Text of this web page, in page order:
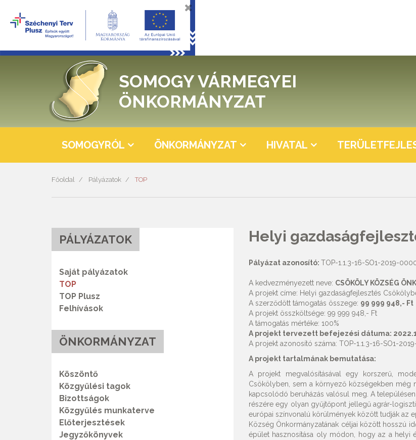
SOMOGY VÁRMEGYEI
ÖNKORMÁNYZAT
SOMOGYRÓL ÖNKORMÁNYZAT HIVATAL
Főoldal Pályázatok TOP
PÁLYÁZATOK
Saját pályázatok
TOP
TOP Plusz
Felhívások
ÖNKORMÁNYZAT
Köszöntő
Közgyűlési tagok
Bizottságok
Közgyűlés munkaterve
Előterjesztések
Jegyzőkönyvek
Helyi
Pályázat azonosító: TOP-1.1.3-16-SO1-2019-
A kedvezményezett neve: CSÖKÖLY KÖZSÉG
A projekt címe: Helyi gazdaságfejlesztés
A szerződött támogatás összege: 99 999 948,- Ft
A projekt összköltsége: 99 999 948,- Ft
A támogatás mértéke: 100%
A projekt tervezett befejezési dátuma:
A projekt azonosító száma: TOP-1.1.3-16-SO1-
A projekt tartalmának bemutatása:
A projekt megvalósításával egy korszerű,
Csökölyben, sem a környező községekben
kapcsolódó beruházás valósul meg. A
részére egy olyan gyűjtőpont jellegű agrár-
európai színvonalú körülmények között tudják az
Község Önkormányzatának céljai között hosszú
épület hasznosítása oly módon, hogy az a helyi